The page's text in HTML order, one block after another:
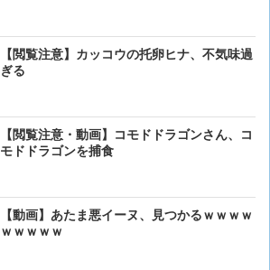
【閲覧注意】カッコウの托卵ヒナ、不気味過
ぎる
【閲覧注意・動画】コモドドラゴンさん、コ
モドドラゴンを捕食
【動画】あたま悪イーヌ、見つかるｗｗｗｗ
ｗｗｗｗｗ
【動画】虎さん、飼い慣ら
【画像】アメリカ「AIDS
人の為に記念碑を作ります
【画像大量！】イッヌさん